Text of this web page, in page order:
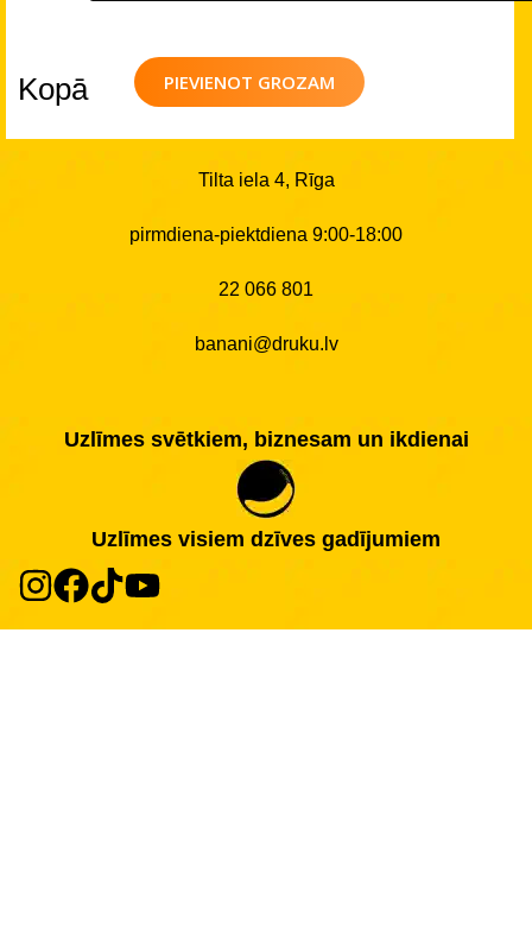
PIEVIENOT GROZAM
Kopā
Tilta iela 4, Rīga
pirmdiena-piektdiena 9:00-18:00
22 066 801
banani@druku.lv
Uzlīmes svētkiem, biznesam un ikdienai
Uzlīmes visiem dzīves gadījumiem